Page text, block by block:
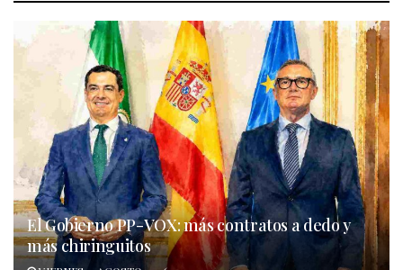
El Gobierno PP-VOX: más contratos a dedo y
más chiringuitos